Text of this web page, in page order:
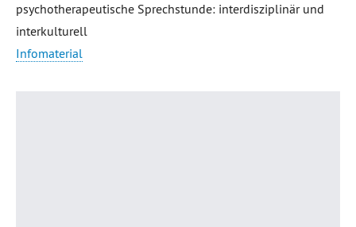
psychotherapeutische Sprechstunde: interdisziplinär und
interkulturell
Infomaterial